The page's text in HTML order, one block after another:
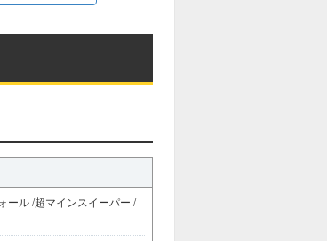
ール /超マインスイーパー /